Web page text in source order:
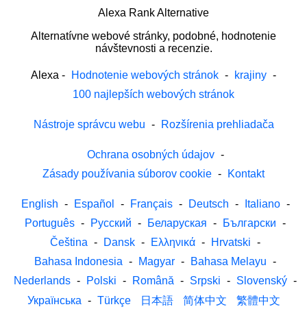
Alexa Rank Alternative
Alternatívne webové stránky, podobné, hodnotenie
návštevnosti a recenzie.
Alexa - Hodnotenie webových stránok - krajiny -
100 najlepších webových stránok
Nástroje správcu webu - Rozšírenia prehliadača
Ochrana osobných údajov -
Zásady používania súborov cookie - Kontakt
English - Español - Français - Deutsch - Italiano -
Português - Русский - Беларуская - Български -
Čeština - Dansk - Ελληνικά - Hrvatski -
Bahasa Indonesia - Magyar - Bahasa Melayu -
Nederlands - Polski - Română - Srpski - Slovenský -
Українська - Türkçe 日本語 简体中文 繁體中文